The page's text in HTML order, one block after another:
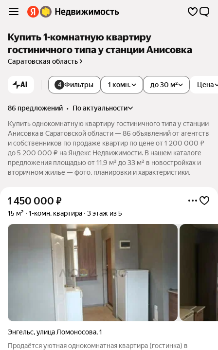
Купить 1-комнатную квартиру
гостиничного типа у станции Анисовка
Саратовская область
AI 4 Фильтры 1 комн. Цена
до 30 м²
86 предложений •
по актуальности
Купить однокомнатную квартиру гостиничного типа у станции
Анисовка в Саратовской области — 86 объявлений от агентств
и собственников по продаже квартир по цене от 1 200 000 ₽
до 5 200 000 ₽ на Яндекс Недвижимости. В нашем каталоге
предложения площадью от 11,9 м² до 33 м² в новостройках и
вторичном жилье — фото, планировки и характеристики.
1 450 000 ₽
15 м² 1-комн. квартира 3 этаж из 5
Энгельс,улица Ломоносова,1
Продаётся уютная однокомнатная квартира (гостинка) в